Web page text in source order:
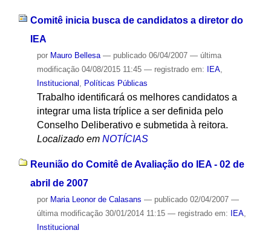
Comitê inicia busca de candidatos a diretor do
IEA
por Mauro Bellesa — publicado06/04/2007 — última
modificação04/08/2015 11:45 — registrado em: IEA,
Institucional
Políticas Públicas
Trabalho identificará os melhores candidatos a
integrar uma lista tríplice a ser definida pelo
Conselho Deliberativo e submetida à reitora.
Localizado em NOTÍCIAS
Reunião do Comitê de Avaliação do IEA - 02 de
abril de 2007
por Maria Leonor de Calasans — publicado02/04/2007 —
última modificação30/01/2014 11:15 — registrado em: IEA,
Institucional